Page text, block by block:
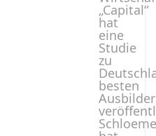
„Capital“
hat
eine
Studie
zu
besten
Ausbilder